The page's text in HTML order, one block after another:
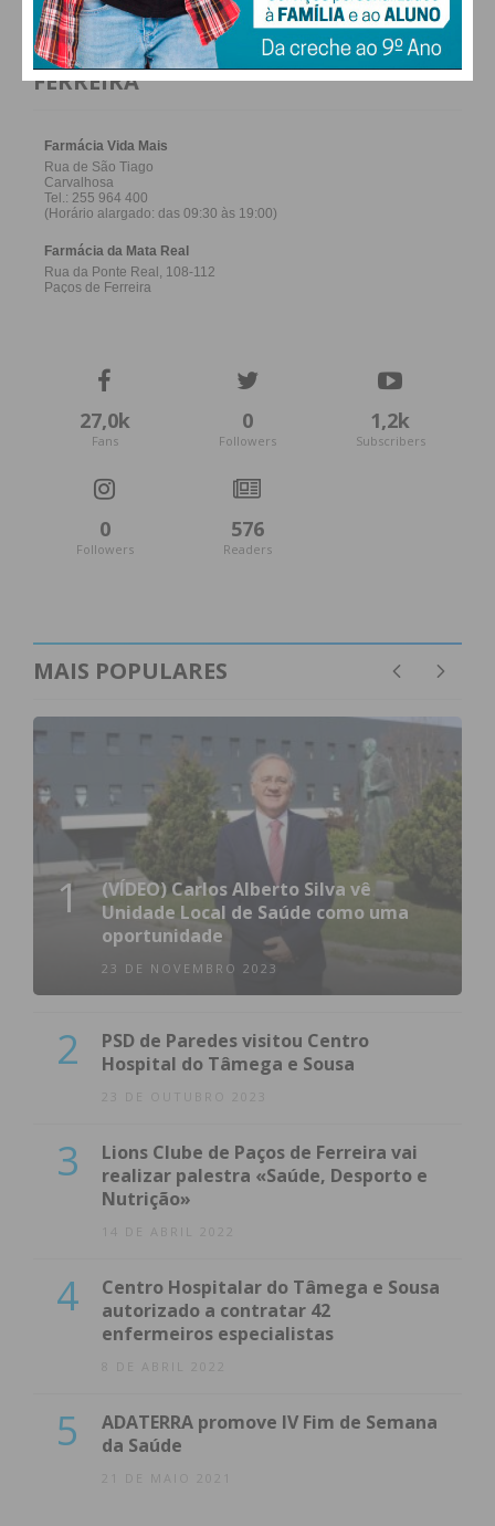
FARMACIAS DE SERVIÇO EM PAÇOS DE
FERREIRA
27,0k
Fans
0
Followers
1,2k
Subscribers
0
Followers
576
Readers
MAIS POPULARES
1
(VÍDEO) Carlos Alberto Silva vê
Unidade Local de Saúde como uma
oportunidade
23 DE NOVEMBRO 2023
2
PSD de Paredes visitou Centro
Hospital do Tâmega e Sousa
23 DE OUTUBRO 2023
3
Lions Clube de Paços de Ferreira vai
realizar palestra «Saúde, Desporto e
Nutrição»
14 DE ABRIL 2022
4
Centro Hospitalar do Tâmega e Sousa
autorizado a contratar 42
enfermeiros especialistas
8 DE ABRIL 2022
5
ADATERRA promove IV Fim de Semana
da Saúde
21 DE MAIO 2021